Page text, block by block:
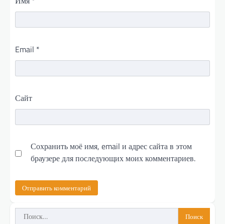
Email *
Сайт
Сохранить моё имя, email и адрес сайта в этом
браузере для последующих моих комментариев.
Найти: